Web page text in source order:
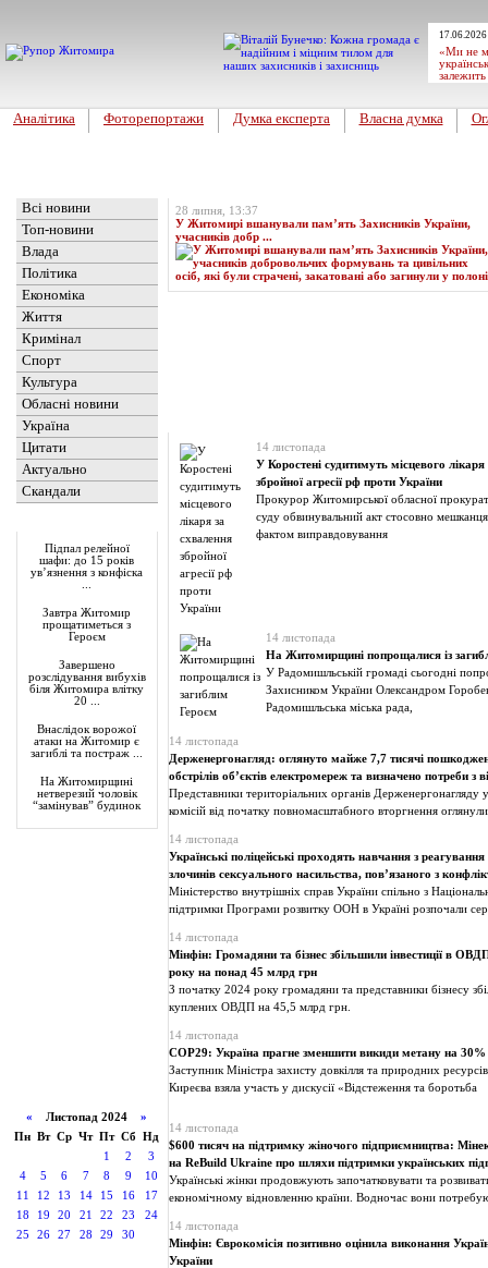
«Ми не
Аналітика Фоторепортажи Думка експерта Власна думка
Всі новини
Топ-новини
Влада
Політика
Економіка
Життя
Кримінал
Спорт
Культура
Обласні новини
Україна
Цитати
Актуально
Скандали
Підпал релейної
шафи: до 15 років
ув’язнення з конфіска
Завтра Житомир
прощатиметься з
Героєм
Завершено
розслідування вибухів
біля Житомира влітку
20 ...
Внаслідок ворожої
атаки на Житомир є
загиблі та постраж ...
На Житомирщині
нетверезий чоловік
“замінував” будинок
« Листопад 2024 »
Пн Вт Ср Чт Пт Сб Нд
1
2
3
4
5 6 7 8 9
10
11
12 13 14 15 16
17
18
19 20 21 22 23
24
25
26 27 28 29 30
28 липня, 13:37
У Житомирі вшанували пам’ять Захисників України,
учасників добр ...
14 листопада
У Коростені судитимуть місцевого
збройної агресії рф проти України
Прокурор Житомирської обласної
суду обвинувальний акт стосовно
фактом виправдовування
14 листопада
На Житомирщині попрощалися із
У Радомишльській громаді сьогодні
Захисником України Олександром
Радомишльська міська рада,
14 листопада
Держенергонагляд: оглянуто майже 7,7 тисячі
обстрілів об’єктів електромереж та визначено потреби з
Представники територіальних органів Держенергонагляду у
комісій від початку повномасштабного вторгнення
14 листопада
Українські поліцейські проходять навчання з
злочинів сексуального насильства, пов’язаного з
Міністерство внутрішніх справ України спільно з
підтримки Програми розвитку ООН в Україні розпочали
14 листопада
Мінфін: Громадяни та бізнес збільшили інвестиції в
року на понад 45 млрд грн
З початку 2024 року громадяни та представники бізнесу
куплених ОВДП на 45,5 млрд грн.
14 листопада
COP29: Україна прагне зменшити викиди метану на
Заступник Міністра захисту довкілля та природних
Киреєва взяла участь у дискусії «Відстеження та боротьба
14 листопада
$600 тисяч на підтримку жіночого підприємництва:
на ReBuild Ukraine про шляхи підтримки українських
Українські жінки продовжують започатковувати та
економічному відновленню країни. Водночас вони
14 листопада
Мінфін: Єврокомісія позитивно оцінила виконання
України